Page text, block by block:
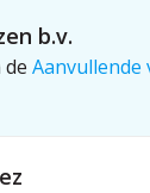
b.v.
de Aanvullende